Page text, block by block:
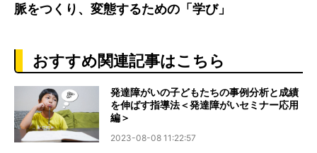
脈をつくり、変態するための「学び」
おすすめ関連記事はこちら
発達障がいの子どもたちの事例分析と成績
を伸ばす指導法＜発達障がいセミナー応用
編＞
2023-08-08 11:22:57